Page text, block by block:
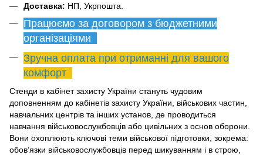
Доставка: НП, Укрпошта.
Працюємо за договором з бюджетними
організаціями
Зручна оплата при отриманні для вашого
комфорт
Стенди в кабінет захисту України стануть чудовим
доповненням до кабінетів захисту України, військових частин,
навчальних центрів та інших установ, де проводиться
навчання військовослужбовців або цивільних з основ оборони.
Вони охоплюють ключові теми військової підготовки, зокрема:
обов’язки військовослужбовців перед шикуванням і в строю,